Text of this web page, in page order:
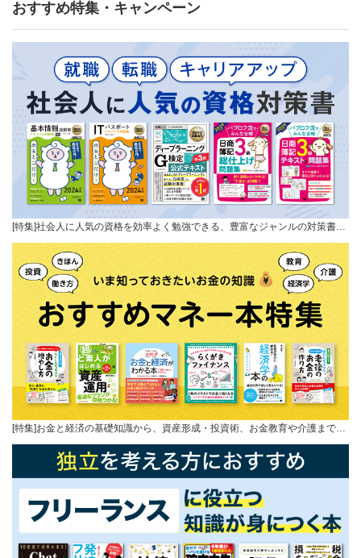
おすすめ特集・キャンペーン
[特集]社会人に人気の資格を効率よく勉強できる、豊富なジャンルの対策書…
[特集]お金と経済の基礎知識から、資産形成・投資術、お金教育や介護まで…